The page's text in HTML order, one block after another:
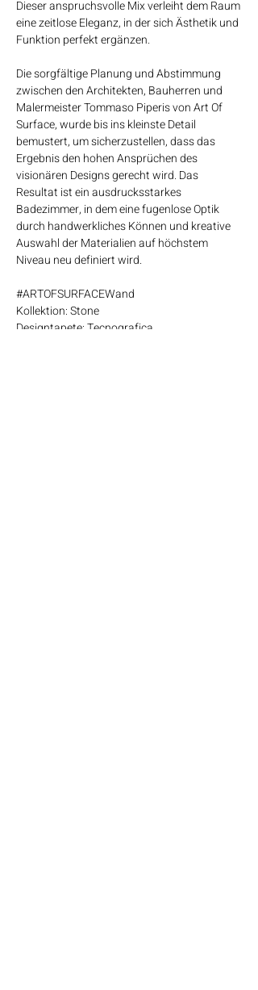
Dieser anspruchsvolle Mix verleiht dem Raum
eine zeitlose Eleganz, in der sich Ästhetik und
Funktion perfekt ergänzen.
Die sorgfältige Planung und Abstimmung
zwischen den Architekten, Bauherren und
Malermeister Tommaso Piperis von Art Of
Surface, wurde bis ins kleinste Detail
bemustert, um sicherzustellen, dass das
Ergebnis den hohen Ansprüchen des
visionären Designs gerecht wird. Das
Resultat ist ein ausdrucksstarkes
Badezimmer, in dem eine fugenlose Optik
durch handwerkliches Können und kreative
Auswahl der Materialien auf höchstem
Niveau neu definiert wird.
#ARTOFSURFACEWand
Kollektion: Stone
Designtapete: Tecnografica